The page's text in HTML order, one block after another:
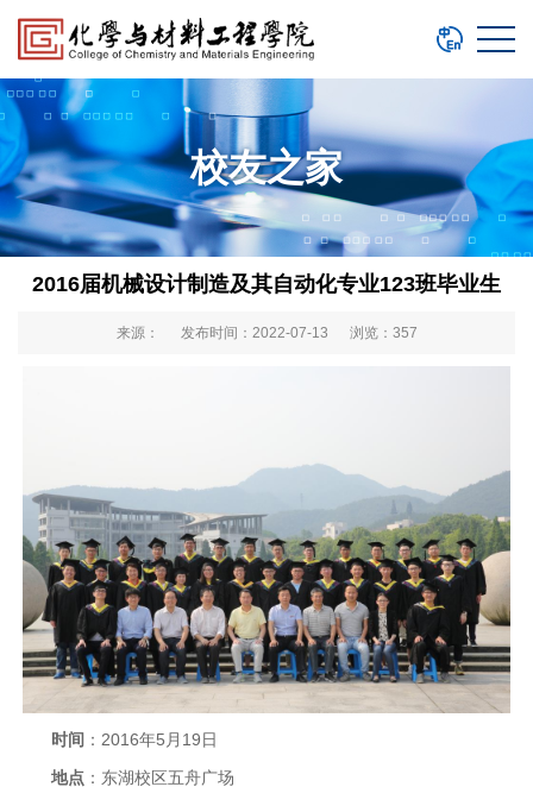
校友之家
2016届机械设计制造及其自动化专业123班毕业生
来源： 发布时间：2022-07-13 浏览： 357
时间 ：2016年5月19日
地点 ：东湖校区五舟广场